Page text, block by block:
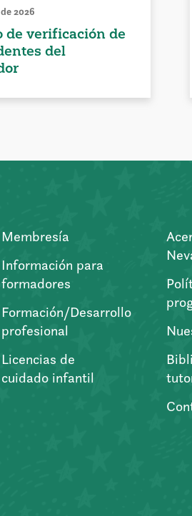
2026
de verificación de
del
Membresía
Información para
formadores
Formación/Desarrollo
profesional
Licencias de
cuidado infantil